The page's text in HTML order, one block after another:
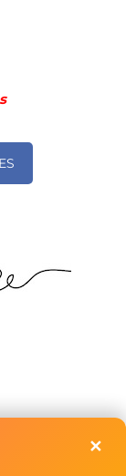
de la
✕